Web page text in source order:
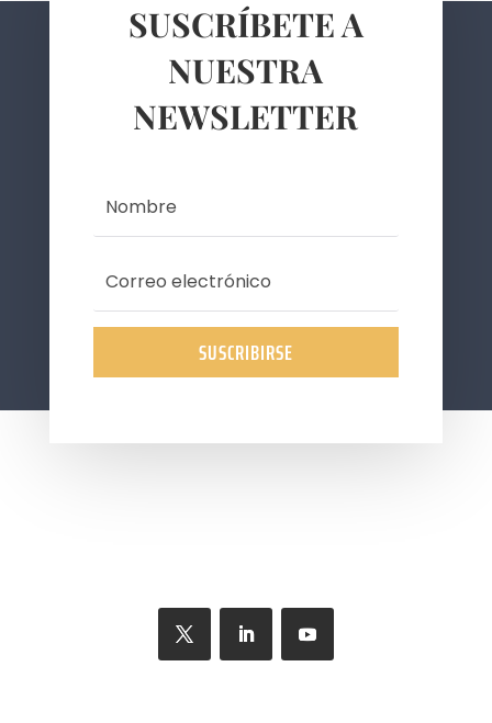
SUSCRÍBETE A
NUESTRA
NEWSLETTER
SUSCRIBIRSE